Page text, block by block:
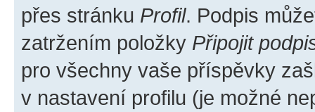
přes stránku Profil. Podpis
zatržením položky Připojit
pro všechny vaše příspěvky
v nastavení profilu (je možné